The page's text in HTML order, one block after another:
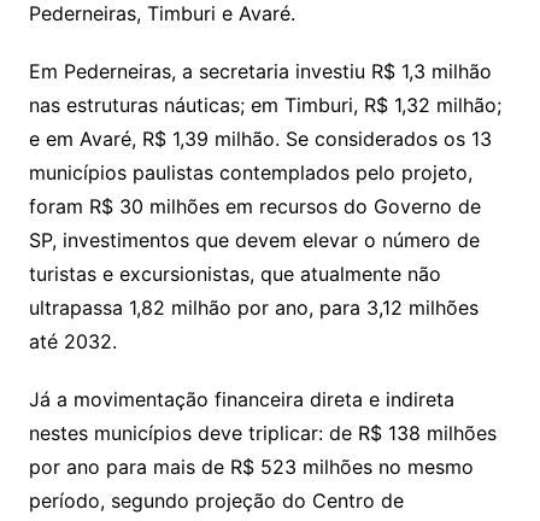
Pederneiras, Timburi e Avaré.
Em Pederneiras, a secretaria investiu R$ 1,3 milhão
nas estruturas náuticas; em Timburi, R$ 1,32 milhão;
e em Avaré, R$ 1,39 milhão. Se considerados os 13
municípios paulistas contemplados pelo projeto,
foram R$ 30 milhões em recursos do Governo de
SP, investimentos que devem elevar o número de
turistas e excursionistas, que atualmente não
ultrapassa 1,82 milhão por ano, para 3,12 milhões
até 2032.
Já a movimentação financeira direta e indireta
nestes municípios deve triplicar: de R$ 138 milhões
por ano para mais de R$ 523 milhões no mesmo
período, segundo projeção do Centro de